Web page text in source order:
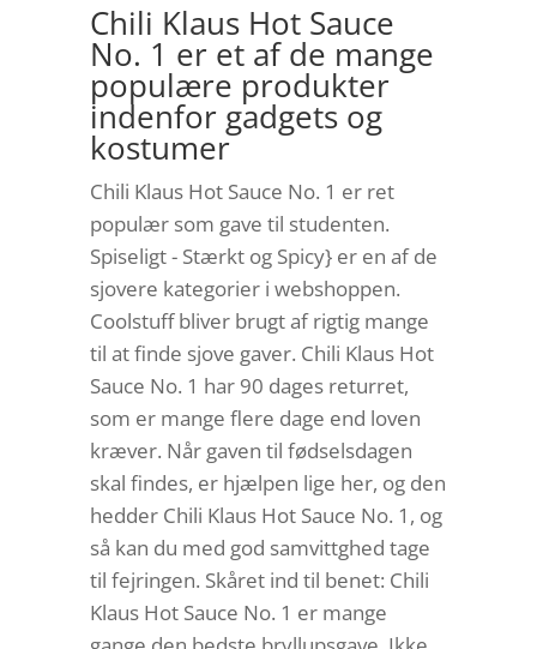
Chili Klaus Hot Sauce
No. 1 er et af de mange
populære produkter
indenfor gadgets og
kostumer
Chili Klaus Hot Sauce No. 1 er ret
populær som gave til studenten.
Spiseligt - Stærkt og Spicy} er en af de
sjovere kategorier i webshoppen.
Coolstuff bliver brugt af rigtig mange
til at finde sjove gaver. Chili Klaus Hot
Sauce No. 1 har 90 dages returret,
som er mange flere dage end loven
kræver. Når gaven til fødselsdagen
skal findes, er hjælpen lige her, og den
hedder Chili Klaus Hot Sauce No. 1, og
så kan du med god samvittghed tage
til fejringen. Skåret ind til benet: Chili
Klaus Hot Sauce No. 1 er mange